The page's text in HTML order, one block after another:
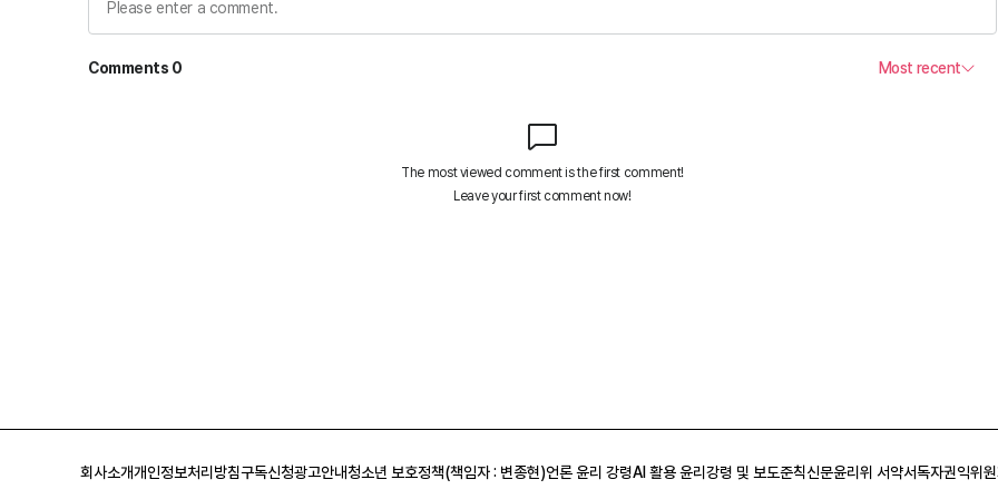
회사소개개인정보처리방침구독신청광고안내청소년 보호정책(책임자 : 변종현)언론 윤리 강령AI 활용 윤리강령 및 보도준칙신문윤리위 서약서독자권익위